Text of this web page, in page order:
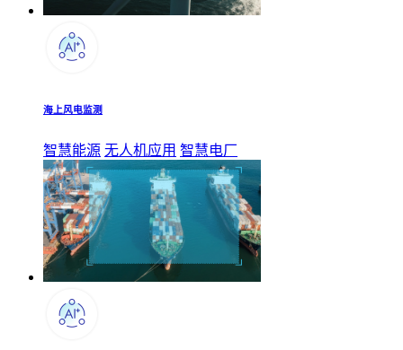
海上风电监测
智慧能源 无人机应用 智慧电厂